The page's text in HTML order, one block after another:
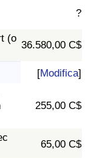
?
(o
36.580,00 C$
[Modifica]
255,00 C$
65,00 C$